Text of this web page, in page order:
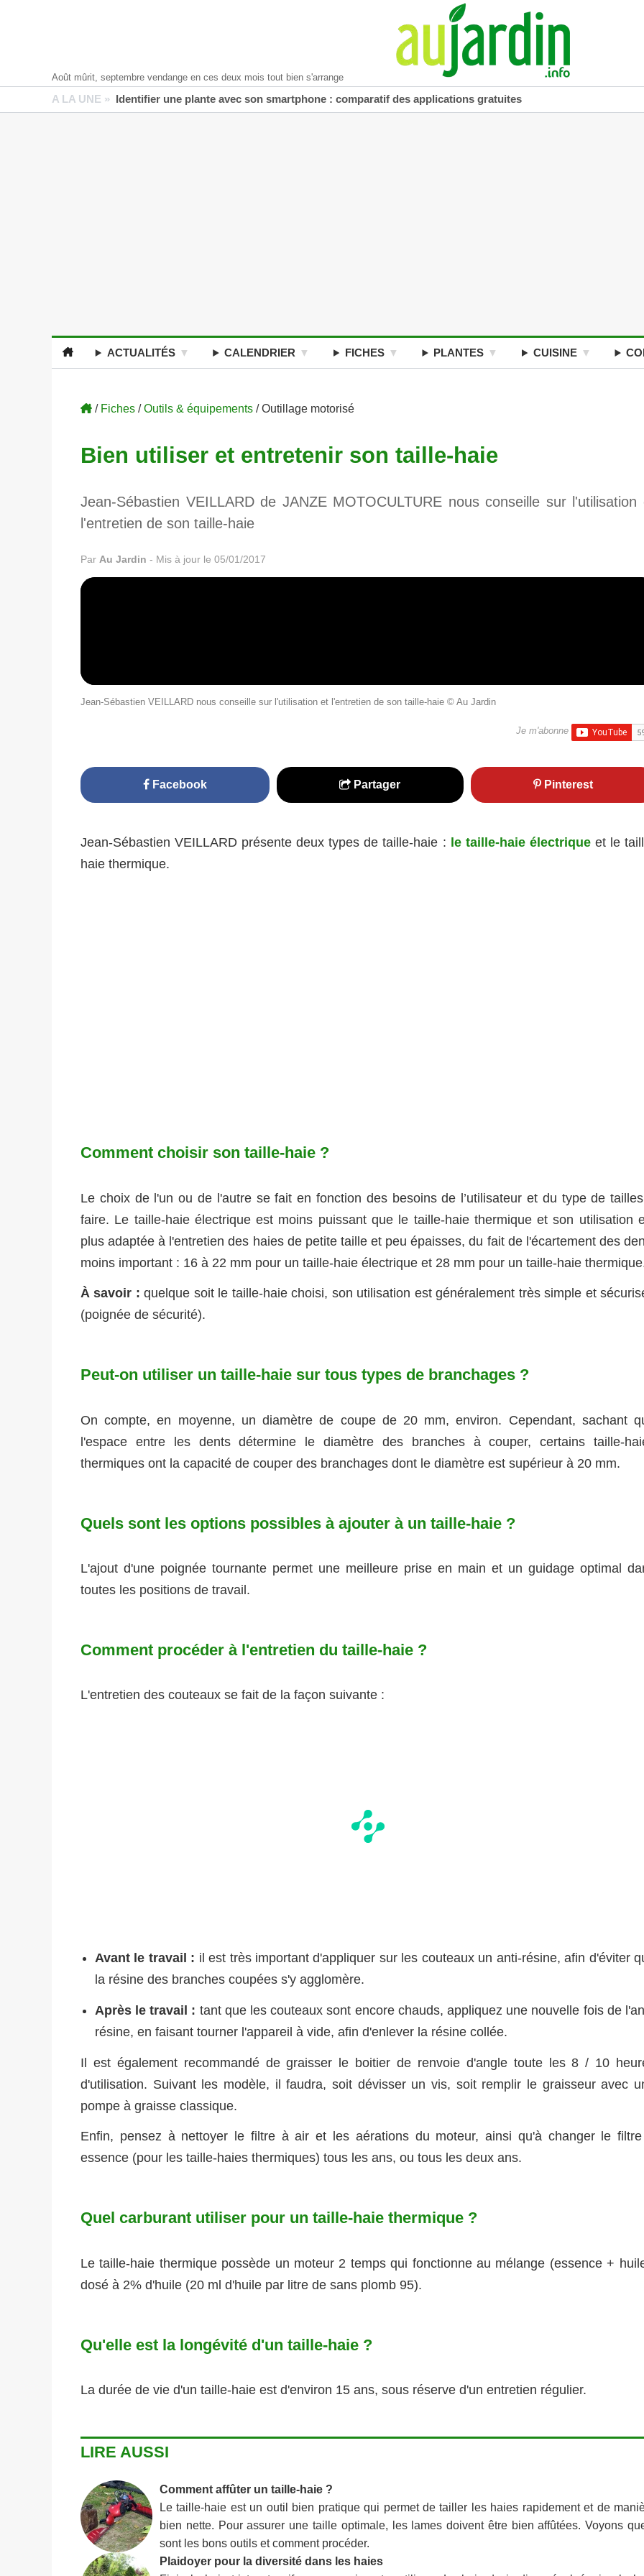
Août mûrit, septembre vendange en ces deux mois tout bien s'arrange
A LA UNE » Identifier une plante avec son smartphone : comparatif des applications gratuites
ACTUALITÉS CALENDRIER FICHES PLANTES CUISINE
/ Fiches /Outils & équipements / Outillage motorisé
Bien utiliser et entretenir son taille-haie
Jean-Sébastien VEILLARD de JANZE MOTOCULTURE nous conseille sur l'utilisation
l'entretien de son taille-haie
Par Au Jardin - Mis à jour le 05/01/2017
Jean-Sébastien VEILLARD nous conseille sur l'utilisation et l'entretien de son taille-haie © Au Jardin
Je m'abonne
Facebook Partager Pinterest
Jean-Sébastien VEILLARD présente deux types de taille-haie : le taille-haie électriqueet le
haie thermique.
Comment choisir son taille-haie ?
Le choix de l'un ou de l'autre se fait en fonction des besoins de l’utilisateur et du type de
faire. Le taille-haie électrique est moins puissant que le taille-haie thermique et son utilisation
plus adaptée à l'entretien des haies de petite taille et peu épaisses, du fait de l'écartement des
moins important : 16 à 22 mm pour un taille-haie électrique et 28 mm pour un taille-haie
À savoir : quelque soit le taille-haie choisi, son utilisation est généralement très simple et
(poignée de sécurité).
Peut-on utiliser un taille-haie sur tous types de branchages ?
On compte, en moyenne, un diamètre de coupe de 20 mm, environ. Cependant, sachant
l'espace entre les dents détermine le diamètre des branches à couper, certains taille-
thermiques ont la capacité de couper des branchages dont le diamètre est supérieur à 20 mm.
Quels sont les options possibles à ajouter à un taille-haie ?
L'ajout d'une poignée tournante permet une meilleure prise en main et un guidage optimal
toutes les positions de travail.
Comment procéder à l'entretien du taille-haie ?
L'entretien des couteaux se fait de la façon suivante :
Avant le travail : il est très important d'appliquer sur les couteaux un anti-résine, afin d'éviter
la résine des branches coupées s'y agglomère.
Après le travail : tant que les couteaux sont encore chauds, appliquez une nouvelle fois de
résine, en faisant tourner l'appareil à vide, afin d'enlever la résine collée.
Il est également recommandé de graisser le boitier de renvoie d'angle toute les 8 / 10
d'utilisation. Suivant les modèle, il faudra, soit dévisser un vis, soit remplir le graisseur avec
pompe à graisse classique.
Enfin, pensez à nettoyer le filtre à air et les aérations du moteur, ainsi qu'à changer le
essence (pour les taille-haies thermiques) tous les ans, ou tous les deux ans.
Quel carburant utiliser pour un taille-haie thermique ?
Le taille-haie thermique possède un moteur 2 temps qui fonctionne au mélange (essence +
dosé à 2% d'huile (20 ml d'huile par litre de sans plomb 95).
Qu'elle est la longévité d'un taille-haie ?
La durée de vie d'un taille-haie est d'environ 15 ans, sous réserve d'un entretien régulier.
LIRE AUSSI
Comment affûter un taille-haie ?
Le taille-haie est un outil bien pratique qui permet de tailler les haies rapidement et de
bien nette. Pour assurer une taille optimale, les lames doivent être bien affûtées. Voyons
sont les bons outils et comment procéder.
Plaidoyer pour la diversité dans les haies